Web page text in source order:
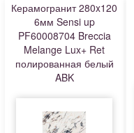
Керамогранит 280x120
6мм Sensi up
PF60008704 Breccia
Melange Lux+ Ret
полированная белый
ABK